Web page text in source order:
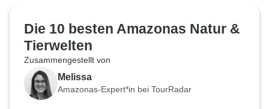
Die 10 besten Amazonas Natur &
Tierwelten
Zusammengestellt von
Melissa
Amazonas-Expert*in bei TourRadar